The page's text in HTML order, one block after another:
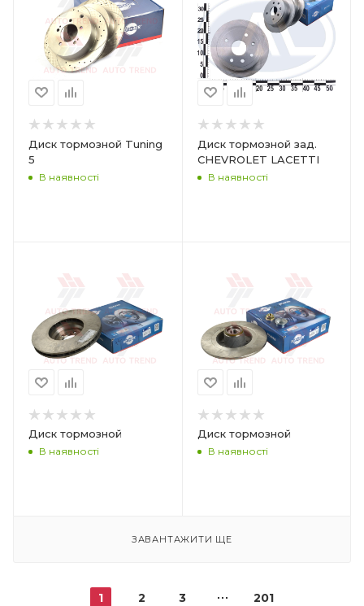
Диск тормозной Tuning
5
В наявності
Диск тормозной зад.
CHEVROLET LACETTI
В наявності
Диск тормозной
В наявності
Диск тормозной
В наявності
ЗАВАНТАЖИТИ ЩЕ
1 2 3 201